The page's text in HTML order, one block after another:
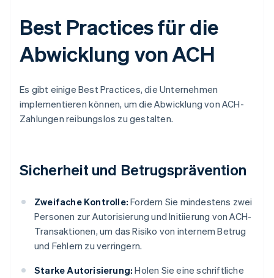
Best Practices für die
Abwicklung von ACH
Es gibt einige Best Practices, die Unternehmen
implementieren können, um die Abwicklung von ACH-
Zahlungen reibungslos zu gestalten.
Sicherheit und Betrugsprävention
Zweifache Kontrolle: Fordern Sie mindestens zwei
Personen zur Autorisierung und Initiierung von ACH-
Transaktionen, um das Risiko von internem Betrug
und Fehlern zu verringern.
Starke Autorisierung: Holen Sie eine schriftliche